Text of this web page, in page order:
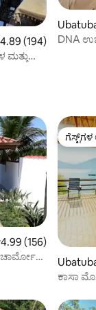
4.89 ಸರಾಸರಿ
4.89 (194)
ಮತ್ತು
DNA
4.99 ಸರಾಸರಿ
4.99 (156)
ಗೆಸ್ಟ್‌ಗಳ
ಗೆಸ್ಟ್‌ಗಳ
ಕಾಸಾ